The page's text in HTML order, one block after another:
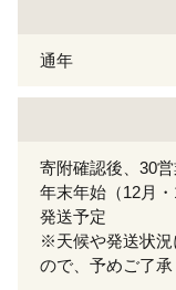
通年
寄附確認後、30
年末年始（12月
発送予定
※天候や発送状況
ので、予めご了承